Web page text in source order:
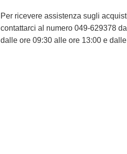
Per ricevere assistenza sugli
contattarci al numero 049-629378
dalle ore 09:30 alle ore 13:00 e